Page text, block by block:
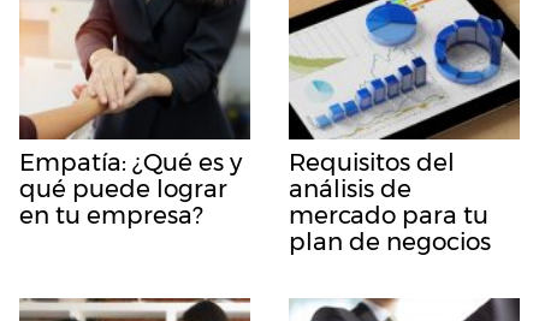
Empatía: ¿Qué es y
qué puede lograr
en tu empresa?
Requisitos del
análisis de
mercado para tu
plan de negocios